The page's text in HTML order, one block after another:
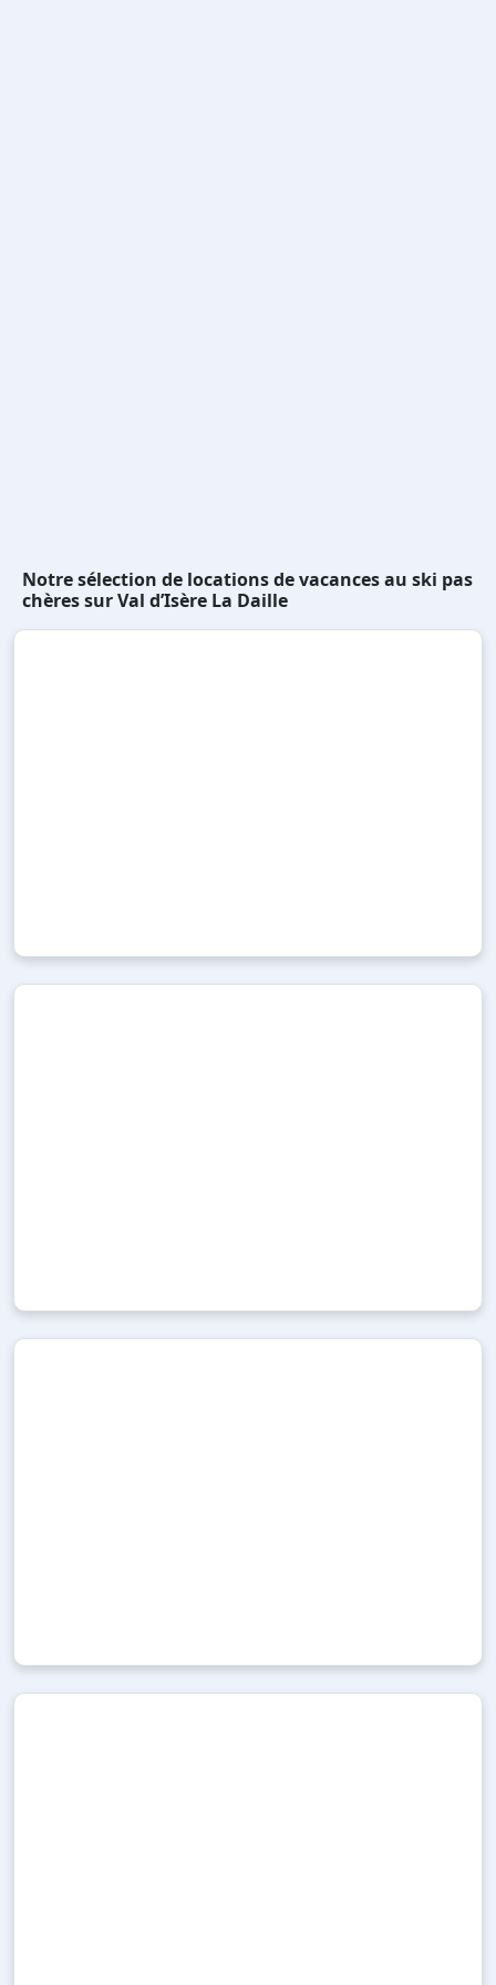
Notre sélection de locations de vacances au ski pas
chères sur Val d’Isère La Daille